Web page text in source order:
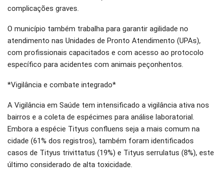
complicações graves.
O município também trabalha para garantir agilidade no
atendimento nas Unidades de Pronto Atendimento (UPAs),
com profissionais capacitados e com acesso ao protocolo
específico para acidentes com animais peçonhentos.
*Vigilância e combate integrado*
A Vigilância em Saúde tem intensificado a vigilância ativa nos
bairros e a coleta de espécimes para análise laboratorial.
Embora a espécie Tityus confluens seja a mais comum na
cidade (61% dos registros), também foram identificados
casos de Tityus trivittatus (19%) e Tityus serrulatus (8%), este
último considerado de alta toxicidade.